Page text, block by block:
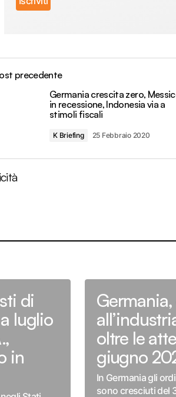
precedente
Germania crescita zero,
in recessione, Indonesia via a
stimoli fiscali
K Briefing 25 Febbraio 2020
di
luglio
in
oltre le
giugno
In Germania gli
sono cresciuti del